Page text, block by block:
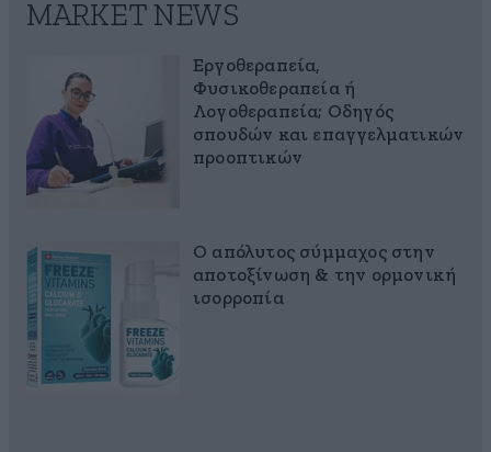
MARKET NEWS
Εργοθεραπεία,
Φυσικοθεραπεία ή
Λογοθεραπεία; Οδηγός
σπουδών και επαγγελματικών
προοπτικών
Ο απόλυτος σύμμαχος στην
αποτοξίνωση & την ορμονική
ισορροπία